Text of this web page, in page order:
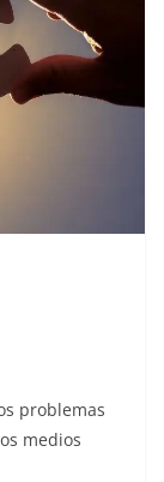
problemas
medios